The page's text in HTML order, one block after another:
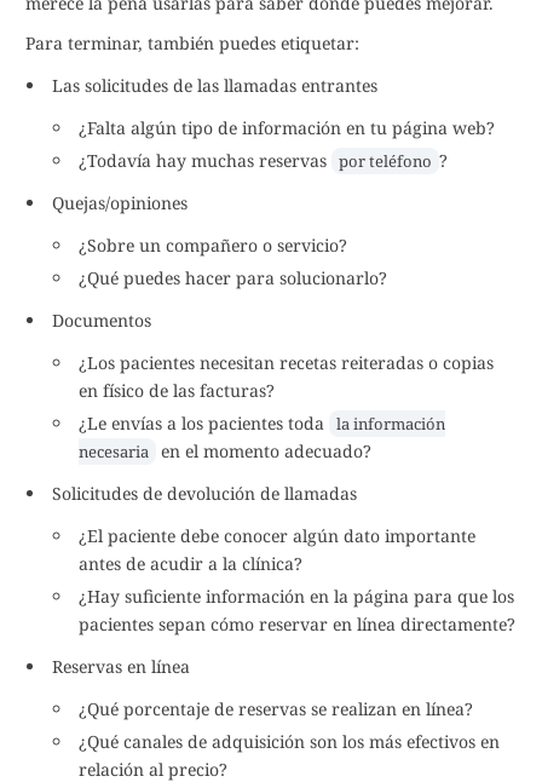
Para terminar, también puedes etiquetar:
Las solicitudes de las llamadas entrantes
¿Falta algún tipo de información en tu página web?
¿Todavía hay muchas reservas por teléfono ?
Quejas/opiniones
¿Sobre un compañero o servicio?
¿Qué puedes hacer para solucionarlo?
Documentos
¿Los pacientes necesitan recetas reiteradas o copias
en físico de las facturas?
¿Le envías a los pacientes toda la información
necesaria en el momento adecuado?
Solicitudes de devolución de llamadas
¿El paciente debe conocer algún dato importante
antes de acudir a la clínica?
¿Hay suficiente información en la página para que los
pacientes sepan cómo reservar en línea directamente?
Reservas en línea
¿Qué porcentaje de reservas se realizan en línea?
¿Qué canales de adquisición son los más efectivos en
relación al precio?